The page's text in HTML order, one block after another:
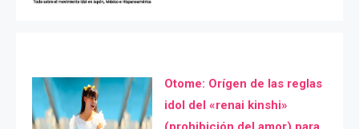
Otome: Orígen de las reglas
idol del «renai kinshi»